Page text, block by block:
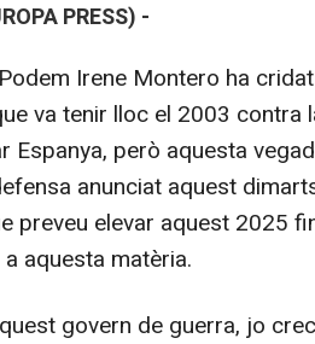
PRESS) -
Irene Montero ha
va tenir lloc el 2003 contra
Espanya, però aquesta
anunciat aquest
preveu elevar aquest 2025
aquesta matèria.
govern de guerra, jo